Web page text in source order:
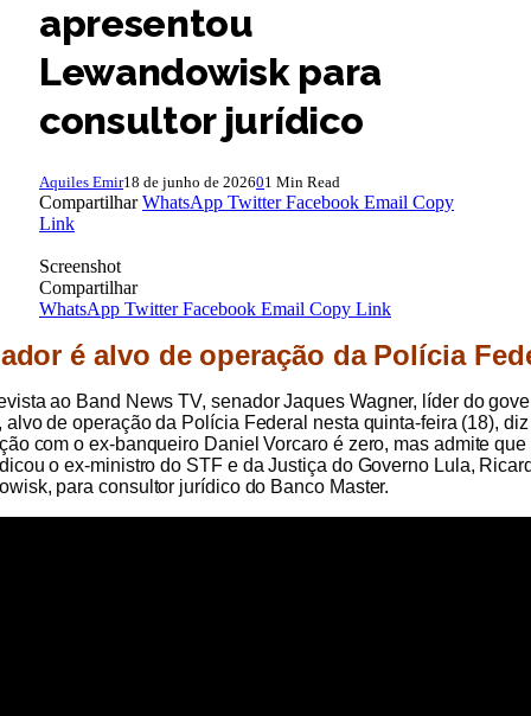
apresentou
Lewandowisk para
consultor jurídico
Aquiles Emir18 de junho de 202601 Min Read
CompartilharWhatsApp Twitter Facebook Email Copy
Link
Screenshot
Compartilhar
WhatsApp Twitter Facebook Email Copy Link
é alvo de operação da Polícia
ao Band News TV, senador Jaques Wagner, líder do
alvo de operação da Polícia Federal nesta quinta-feira (18),
com o ex-banqueiro Daniel Vorcaro é zero, mas admite que
o ex-ministro do STF e da Justiça do Governo Lula,
para consultor jurídico do Banco Master.